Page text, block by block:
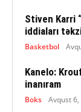
Stiven Karri
iddiaları
Basketbol
Kanelo:
inanıram
Boks Avqust